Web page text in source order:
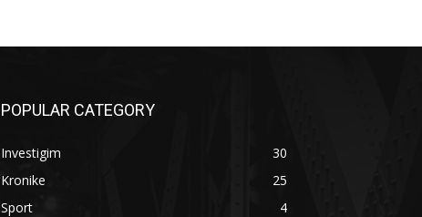
POPULAR CATEGORY
Investigim
30
Kronike
25
Sport
4